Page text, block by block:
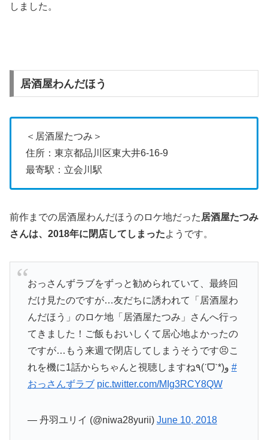
しました。
居酒屋わんだほう
＜居酒屋たつみ＞
住所：東京都品川区東大井6-16-9
最寄駅：立会川駅
前作までの居酒屋わんだほうのロケ地だった 居酒屋たつみ
さんは、2018年に閉店してしまったようです。
おっさんずラブをずっと勧められていて、最終回
だけ見たのですが…友だちに誘われて「居酒屋わ
んだほう」のロケ地「居酒屋たつみ」さんへ行っ
てきました！ご飯もおいしくて居心地よかったの
ですが…もう来週で閉店してしまうそうです😣こ
#
おっさんずラブ pic.twitter.com/MIg3RCY8QW
— 丹羽ユリイ (@niwa28yurii) June 10, 2018